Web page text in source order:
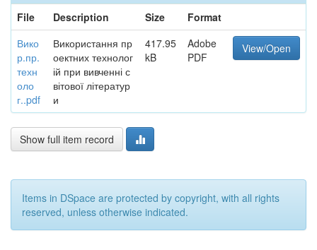
File
Description Size
Format
Вико
р.пр.
техн
оло
г..pdf
Використання пр
оектних технолог
ій при вивченні с
вітової літератур
и
417.95
kB
Adobe
PDF
View/Open
Show full item record
Items in DSpace are protected by copyright, with all rights
reserved, unless otherwise indicated.